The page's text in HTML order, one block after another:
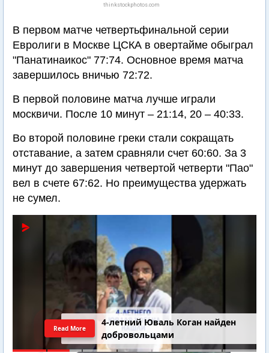
thinkstockphotos.com
В первом матче четвертьфинальной серии
Евролиги в Москве ЦСКА в овертайме обыграл
"Панатинаикос" 77:74. Основное время матча
завершилось вничью 72:72.
В первой половине матча лучше играли
москвичи. После 10 минут – 21:14, 20 – 40:33.
Во второй половине греки стали сокращать
отставание, а затем сравняли счет 60:60. За 3
минут до завершения четвертой четверти "Пао"
вел в счете 67:62. Но преимущества удержать
не сумел.
4-летний Юваль Коган найден
добровольцами
Read More